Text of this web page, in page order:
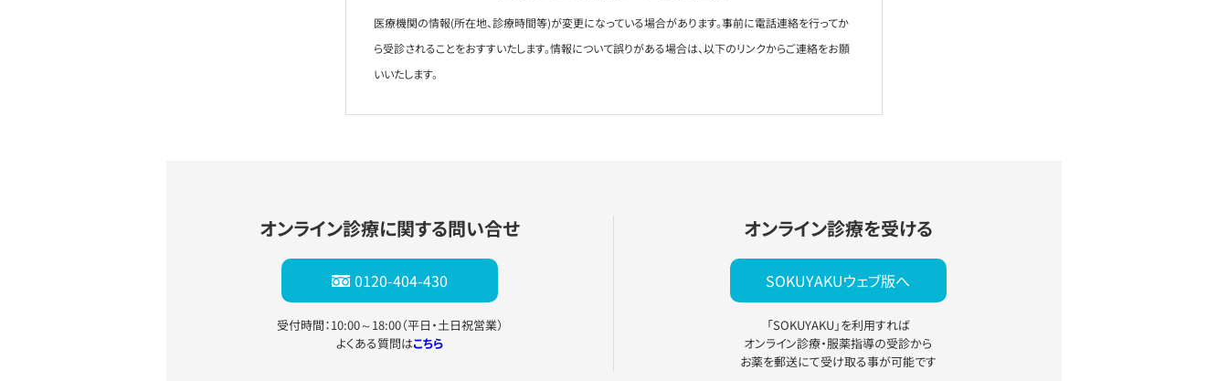
医療機関の情報(所在地、診療時間等)が変更になっている場合があります。事前に電話連絡を行ってか
ら受診されることをおすすいたします。情報について誤りがある場合は、以下のリンクからご連絡をお願
いいたします。
オンライン診療に関する問い合せ
0120-404-430
受付時間：10:00～18:00（平日・土日祝営業）
よくある質問はこちら
オンライン診療を受ける
SOKUYAKUウェブ版へ
「SOKUYAKU」を利用すれば
オンライン診療・服薬指導の受診から
お薬を郵送にて受け取る事が可能です